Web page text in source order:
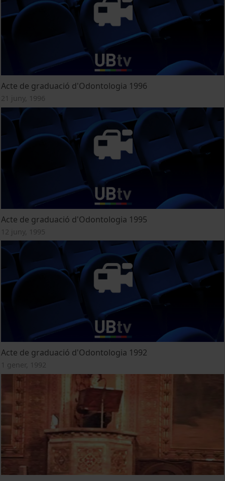
Acte de graduació d'Odontologia 1996
21 juny, 1996
Acte de graduació d'Odontologia 1995
12 juny, 1995
Acte de graduació d'Odontologia 1992
1 gener, 1992